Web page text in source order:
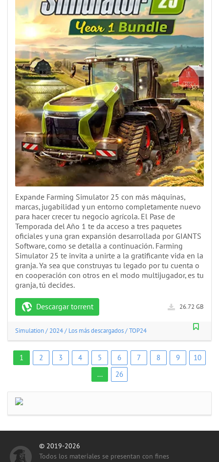
Expande Farming Simulator 25 con más máquinas,
marcas, jugabilidad y un entorno completamente nuevo
para hacer crecer tu negocio agrícola. El Pase de
Temporada del Año 1 te da acceso a tres paquetes
oficiales y una gran expansión desarrollada por GIANTS
Software, como se detalla a continuación. Farming
Simulator 25 te invita a unirte a la gratificante vida en la
granja. Ya sea que construyas tu legado por tu cuenta o
en cooperación con otros en el modo multijugador, es tu
granja, tú decides.
Descargar torrent 26.72 GB
Simulation/ 2024/ Los más descargados/TOP24
1 2 3 4 5 6 7 8 9
10
...
26
© 2019-2026
Todos los materiales se presentan con fines